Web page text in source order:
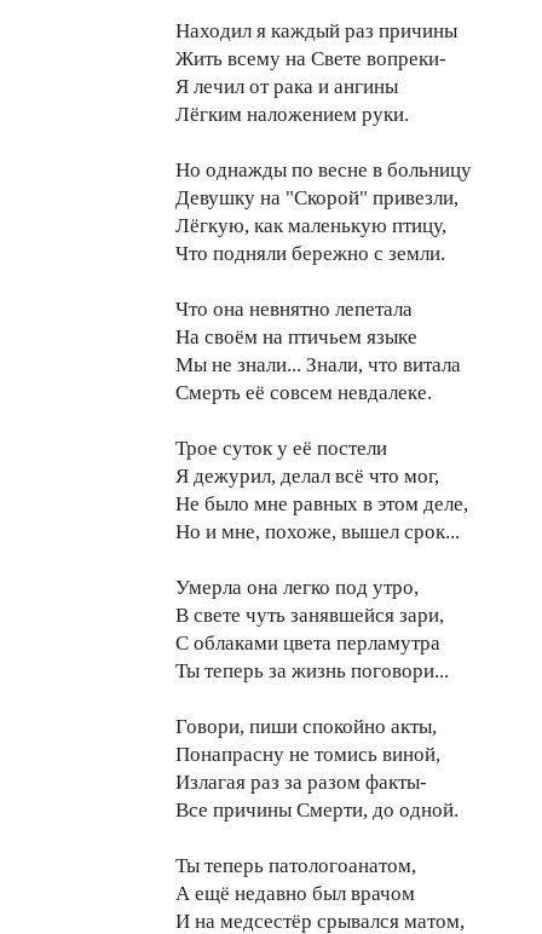
Находил я каждый раз причины
Жить всему на Свете вопреки-
Я лечил от рака и ангины
Лёгким наложением руки.
Но однажды по весне в больницу
Девушку на "Скорой" привезли,
Лёгкую, как маленькую птицу,
Что подняли бережно с земли.
Что она невнятно лепетала
На своём на птичьем языке
Мы не знали... Знали, что витала
Смерть её совсем невдалеке.
Трое суток у её постели
Я дежурил, делал всё что мог,
Не было мне равных в этом деле,
Но и мне, похоже, вышел срок...
Умерла она легко под утро,
В свете чуть занявшейся зари,
С облаками цвета перламутра
Ты теперь за жизнь поговори...
Говори, пиши спокойно акты,
Понапрасну не томись виной,
Излагая раз за разом факты-
Все причины Смерти, до одной.
Ты теперь патологоанатом,
А ещё недавно был врачом
И на медсестёр срывался матом,